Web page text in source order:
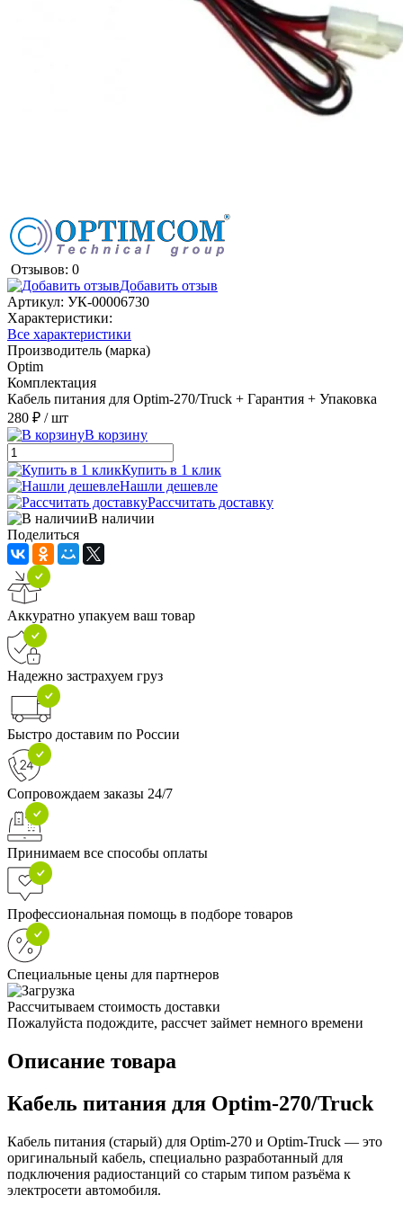
Отзывов: 0
Добавить отзыв
Артикул: УК-00006730
Характеристики:
Все характеристики
Производитель (марка)
Optim
Комплектация
Кабель питания для Optim-270/Truck + Гарантия + Упаковка
280 ₽ / шт
В корзину
Купить в 1 клик
Нашли дешевле
Рассчитать доставку
В наличии
Поделиться
Аккуратно упакуем ваш товар
Надежно застрахуем груз
Быстро доставим по России
Сопровождаем заказы 24/7
Принимаем все способы оплаты
Профессиональная помощь в подборе товаров
Специальные цены для партнеров
Рассчитываем стоимость доставки
Пожалуйста подождите, рассчет займет немного времени
Описание товара
Кабель питания для Optim-270/Truck
Кабель питания (старый) для Optim-270 и Optim-Truck — это
оригинальный кабель, специально разработанный для
подключения радиостанций со старым типом разъёма к
электросети автомобиля.